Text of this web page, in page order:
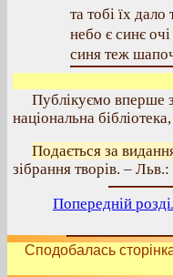
та тобі їх дало
небо є синє очі
синя теж
Публікуємо вперше
національна
Подається за
зібрання творів. –
Попередній
Сподобалась